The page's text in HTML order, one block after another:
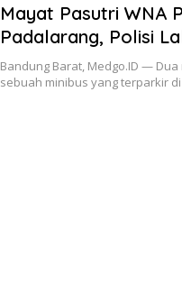
Mayat Pasutri WNA
Padalarang, Polisi
Bandung Barat, Medgo.ID —
sebuah minibus yang terparkir